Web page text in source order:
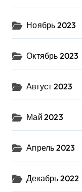
Ноябрь 2023
Октябрь 2023
Август 2023
Май 2023
Апрель 2023
Декабрь 2022